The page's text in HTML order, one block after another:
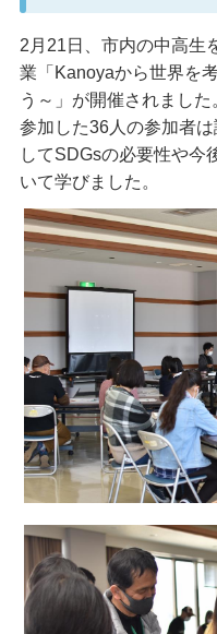
2月21日、市内の中高生
業「Kanoyaから世界を
う～」が開催されました
参加した36人の参加者
してSDGsの必要性や今
いて学びました。